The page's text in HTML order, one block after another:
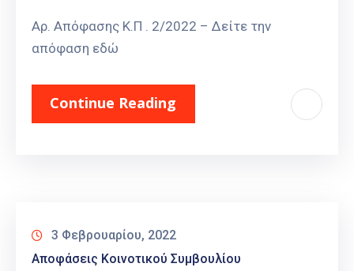
Αρ. Απόφασης Κ.Π . 2/2022 – Δείτε την
απόφαση εδώ
Continue Reading
3 Φεβρουαρίου, 2022
Αποφάσεις Κοινοτικού Συμβουλίου